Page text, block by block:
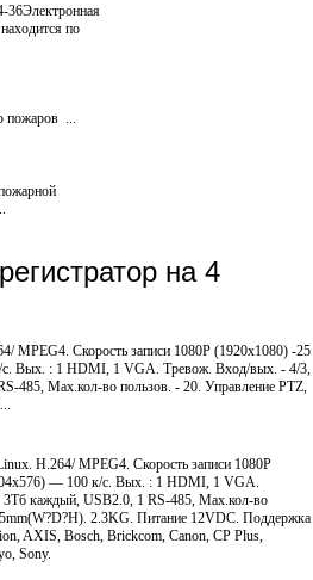
36Электронная
по
пожаров ...
на 4
MPEG4. Скорость записи 1080P (1920x1080) -25
Вых. : 1 HDMI, 1 VGA. Тревож. Вход/вых. - 4/3,
Мах.кол-во пользов. - 20. Управление PTZ,
H.264/ MPEG4. Скорость записи 1080P
— 100 к/с. Вых. : 1 HDMI, 1 VGA.
каждый, USB2.0, 1 RS-485, Мах.кол-во
2.3KG. Питание 12VDC. Поддержка
AXIS, Bosch, Brickcom, Canon, CP Plus,
Sony.